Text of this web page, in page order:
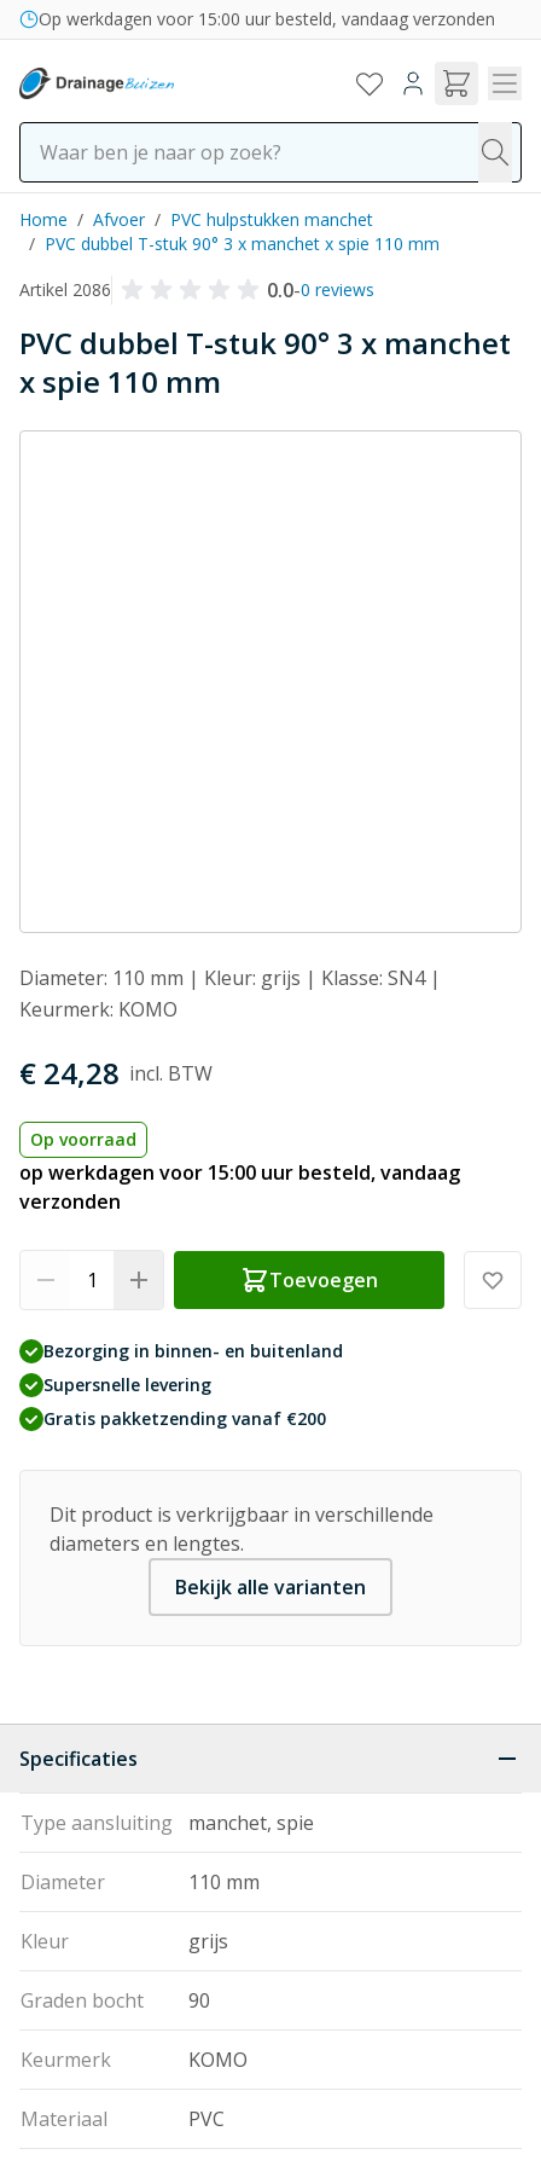
Ga naar de inhoud
Bezorging in binnen- en buitenland
Op werkdagen voor 15:00 uur besteld, vandaag verzonden
Home / Afvoer / PVC hulpstukken manchet
/ PVC dubbel T-stuk 90° 3 x manchet x spie 110 mm
Artikel 2086
0.0-0 reviews
PVC dubbel T-stuk 90° 3 x manchet
x spie 110 mm
Diameter: 110 mm | Kleur: grijs | Klasse: SN4 |
Keurmerk: KOMO
€ 24,28
Op voorraad
op werkdagen voor 15:00 uur besteld, vandaag
verzonden
Toevoegen
Bezorging in binnen- en buitenland
Supersnelle levering
Gratis pakketzending vanaf €200
Dit product is verkrijgbaar in verschillende
diameters en lengtes.
Bekijk alle varianten
Specificaties
Type aansluiting manchet, spie
Diameter 110 mm
Kleur grijs
Graden bocht 90
Keurmerk KOMO
Materiaal PVC